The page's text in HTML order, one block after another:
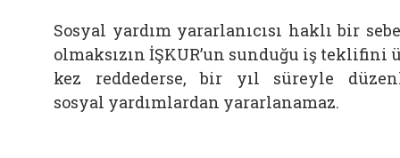
Sosyal yardım yararlanıcısı haklı bir
olmaksızın İŞKUR’un sunduğu iş teklifini
kez reddederse, bir yıl süreyle
sosyal yardımlardan yararlanamaz.